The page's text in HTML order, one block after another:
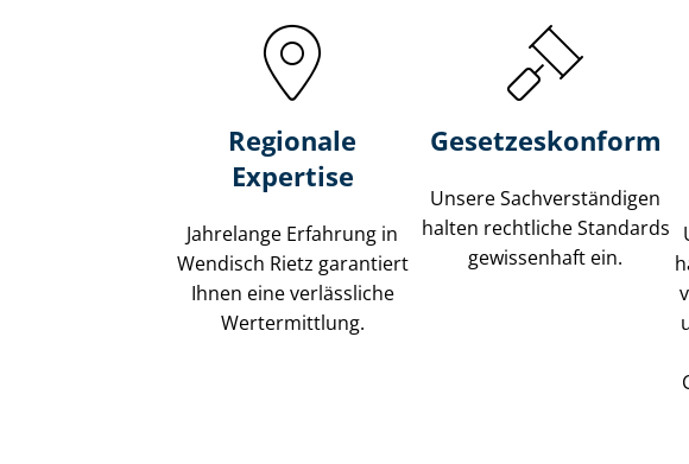
Regionale
Expertise
Jahrelange Erfahrung in
Wendisch Rietz garantiert
Ihnen eine verlässliche
Wertermittlung.
Gesetzes­konform
Unsere Sach­ver­stän­di­gen
halten rechtliche Standards
gewissenhaft ein.